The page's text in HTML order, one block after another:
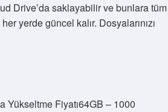
Drive’da saklayabilir ve bunlara tüm
yerde güncel kalır. Dosyalarınızı
Yükseltme Fiyatı64GB – 1000